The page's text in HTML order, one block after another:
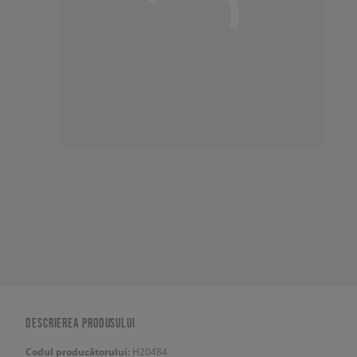
DESCRIEREA PRODUSULUI
Codul producătorului: H20484